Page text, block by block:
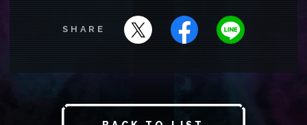
SHARE